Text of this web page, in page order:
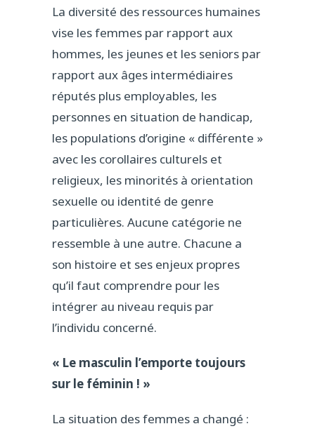
La diversité des ressources humaines
vise les femmes par rapport aux
hommes, les jeunes et les seniors par
rapport aux âges intermédiaires
réputés plus employables, les
personnes en situation de handicap,
les populations d’origine « différente »
avec les corollaires culturels et
religieux, les minorités à orientation
sexuelle ou identité de genre
particulières. Aucune catégorie ne
ressemble à une autre. Chacune a
son histoire et ses enjeux propres
qu’il faut comprendre pour les
intégrer au niveau requis par
l’individu concerné.
« Le masculin l’emporte toujours
sur le féminin ! »
La situation des femmes a changé :